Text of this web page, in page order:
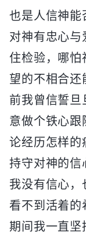
也是人信神能
对神有忠心
住检验，哪
望的不相合还
前我曾信誓
意做个铁心
论经历怎样的
持守对神的信
我没有信心，
看不到活着的
期间我一直坚